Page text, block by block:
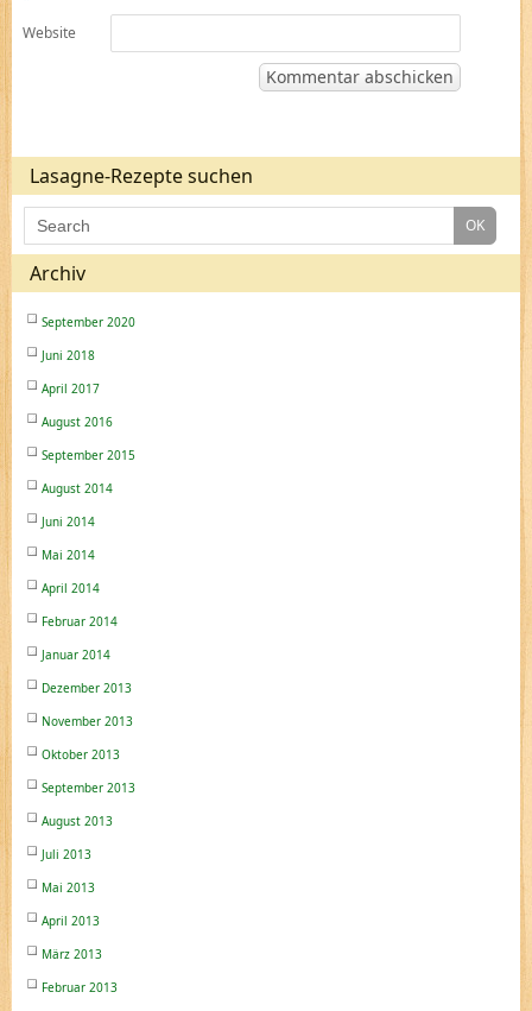
Website
Lasagne-Rezepte suchen
Archiv
September 2020
Juni 2018
April 2017
August 2016
September 2015
August 2014
Juni 2014
Mai 2014
April 2014
Februar 2014
Januar 2014
Dezember 2013
November 2013
Oktober 2013
September 2013
August 2013
Juli 2013
Mai 2013
April 2013
März 2013
Februar 2013